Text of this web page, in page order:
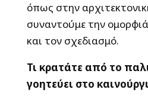
όπως στην
συναντούμε την
και τον σχεδιασμό.
Τι κρατάτε από το
γοητεύει στο